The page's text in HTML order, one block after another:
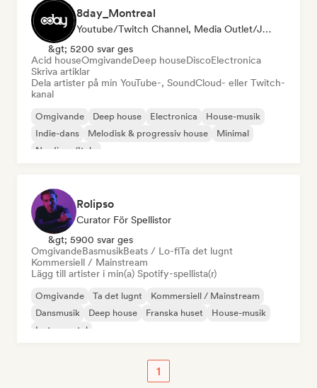
8day_Montreal
Youtube/Twitch Channel, Media Outlet/Journalist
&gt; 5200 svar ges
Acid houseOmgivandeDeep houseDiscoElectronica
Skriva artiklar
Dela artister på min YouTube-, SoundCloud- eller Twitch-
kanal
Omgivande Deep house Electronica
House-musik
Indie-dans
Melodisk & progressiv house
Minimal
Nu-disco/Italo
Rolipso
Curator För Spellistor
&gt; 5900 svar ges
OmgivandeBasmusikBeats / Lo-fiTa det lugnt
Kommersiell / Mainstream
Lägg till artister i min(a) Spotify-spellista(r)
Omgivande Ta det lugnt
Kommersiell / Mainstream
Dansmusik
Deep house Franska huset
House-musik
Instrumental
1